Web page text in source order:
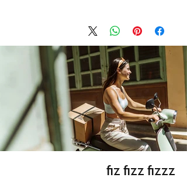
fiz fizz fizzz